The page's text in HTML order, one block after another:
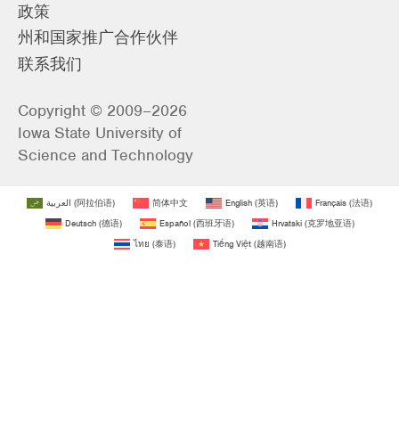
政策
州和国家推广合作伙伴
联系我们
Copyright © 2009–2026
Iowa State University of
Science and Technology
العربية (阿拉伯语) 简体中文 English (英语) Français (法语)
Deutsch(德语) Español(西班牙语) Hrvatski(克罗地亚语)
ไทย (泰语) Tiếng Việt(越南语)